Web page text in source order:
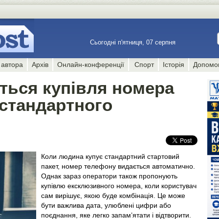
Сьогодні п'ятниця, 07 серпня
Архів Онлайн-конференції Спорт Історія
купівля номера
Коли людина купує стандартний стартовий
пакет, номер телефону видається автоматично.
Однак зараз оператори також пропонують
купівлю ексклюзивного номера, коли користувач
сам вирішує, якою буде комбінація. Це може
бути важлива дата, улюблені цифри або
поєднання, яке легко запам’ятати і відтворити.